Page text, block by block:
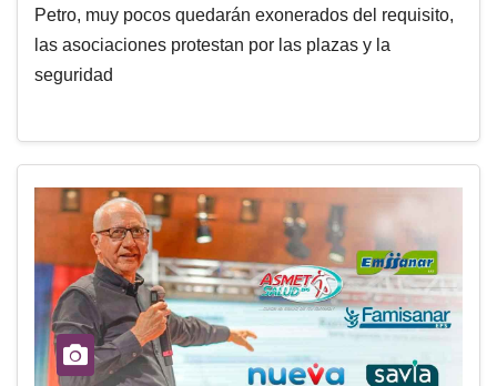
Petro, muy pocos quedarán exonerados del requisito,
las asociaciones protestan por las plazas y la
seguridad